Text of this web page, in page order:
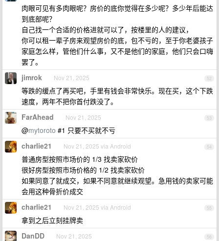
肉眼可见有多肉眼呢？房价的底你觉得在多少呢？多少年后能达
到底部呢？
自己找一个合适的价格进就可以了，按楼里的人的建议，
你可以租一辈子房来观望房价的底，包不亏的，至于你老婆孩子
家庭怎么样，管他们什么事，又不是他们的家庭，他们只会口嗨
罢了。
52
jimrok Nov 21, 2025
等跌的缓点了再买吧，手里有钱会非常快乐。现在买，这个下跌
速度，两年不把你首付跌没了。
53
FarAhead Nov 21, 2025
@mytoroto #1 只要不买就不亏
54
charlie21 Nov 21, 2025 via Android
普通房型按照市场价的 1/3 找卖家砍价
很好房型按照市场价格的 1/2 找卖家砍价
如果同意了就成交，如果不同意就继续观望。急用钱的卖家可能
会用这种骨折价成交
55
charlie21 Nov 21, 2025 via Android
拿到之后立刻挂牌卖
56
DanDD Nov 21, 2025